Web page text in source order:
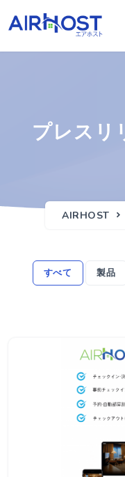
プレスリ
AIRHOST
すべて 製品